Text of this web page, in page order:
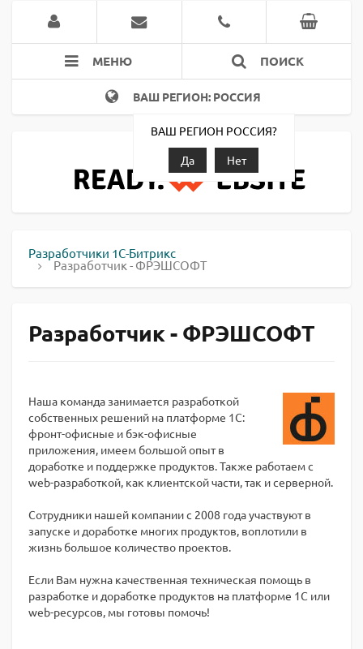
МЕНЮ ПОИСК
ВАШ РЕГИОН: РОССИЯ
ВАШ РЕГИОН РОССИЯ?
Да
Нет
Разработчики 1С-Битрикс
Разработчик - ФРЭШСОФТ
Разработчик - ФРЭШСОФТ
Наша команда занимается разработкой
собственных решений на платформе 1С:
фронт-офисные и бэк-офисные
приложения, имеем большой опыт в
доработке и поддержке продуктов. Также работаем с
web-разработкой, как клиентской части, так и серверной.
Сотрудники нашей компании с 2008 года участвуют в
запуске и доработке многих продуктов, воплотили в
жизнь большое количество проектов.
Если Вам нужна качественная техническая помощь в
разработке и доработке продуктов на платформе 1С или
web-ресурсов, мы готовы помочь!